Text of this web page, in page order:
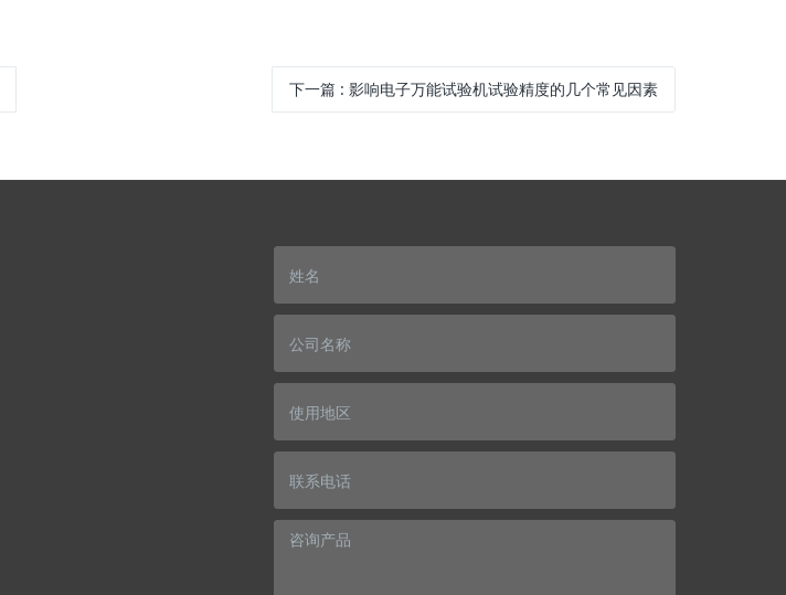
下一篇: 影响电子万能试验机试验精度的几个常见因素